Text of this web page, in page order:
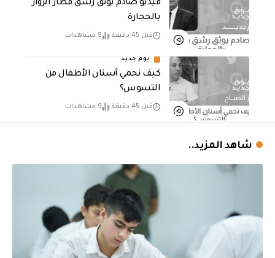
فيديو صادم يوثق رشق قطار الزوار
بالحجارة
قبل 45 دقيقة 9 مشاهدات
يوم جديد
كيف نحمي أسنان الأطفال من
التسوس؟
قبل 45 دقيقة 9 مشاهدات
شاهد المزيد..